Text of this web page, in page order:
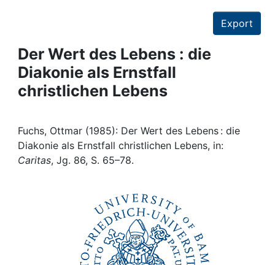
Projects
People
Awards
Export
Der Wert des Lebens : die
Diakonie als Ernstfall
christlichen Lebens
Fuchs, Ottmar (1985): Der Wert des Lebens : die
Diakonie als Ernstfall christlichen Lebens, in:
Caritas, Jg. 86, S. 65–78.